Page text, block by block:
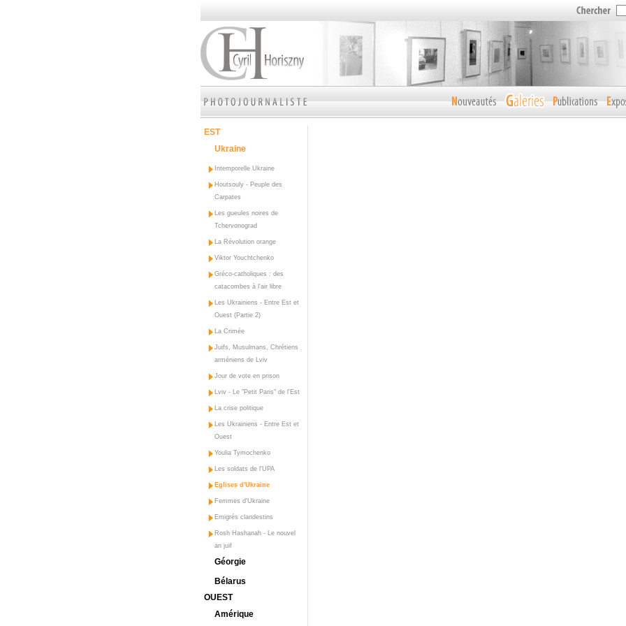
EST
Ukraine
Intemporelle Ukraine
Houtsouly - Peuple des
Carpates
Les gueules noires de
Tchervonograd
La Révolution orange
Viktor Youchtchenko
Gréco-catholiques : des
catacombes à l'air libre
Les Ukrainiens - Entre Est et
Ouest (Partie 2)
La Crimée
Juifs, Musulmans, Chrétiens
arméniens de Lviv
Jour de vote en prison
Lviv - Le "Petit Paris" de l'Est
La crise politique
Les Ukrainiens - Entre Est et
Ouest
Youlia Tymochenko
Les soldats de l'UPA
Eglises d'Ukraine
Femmes d'Ukraine
Emigrés clandestins
Rosh Hashanah - Le nouvel
an juif
Géorgie
Bélarus
OUEST
Amérique